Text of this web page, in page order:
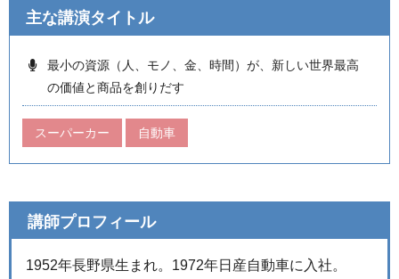
主な講演タイトル
最小の資源（人、モノ、金、時間）が、新しい世界最高
の価値と商品を創りだす
スーパーカー 自動車
講師プロフィール
1952年長野県生まれ。1972年日産自動車に入社。